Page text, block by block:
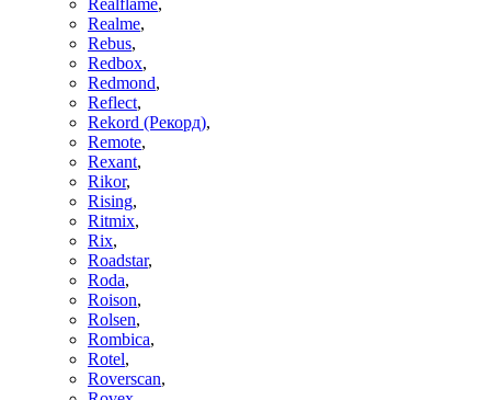
Realme,
Rebus,
Redbox,
Redmond,
Reflect,
Rekord (Рекорд),
Remote,
Rexant,
Rikor,
Rising,
Ritmix,
Rix,
Roadstar,
Roda,
Roison,
Rolsen,
Rombica,
Rotel,
Roverscan,